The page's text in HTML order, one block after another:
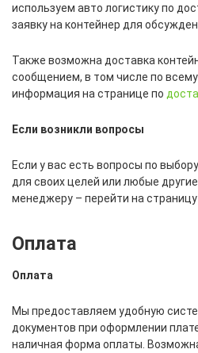
используем авто логистику по
заявку на контейнер для
Также возможна доставка
сообщением, в том числе по
информация на странице по
Если возникли вопросы
Если у вас есть вопросы по
для своих целей или любые
менеджеру – перейти на страницу
Оплата
Оплата
Мы предоставляем удобную
документов при оформлении
наличная форма оплаты.